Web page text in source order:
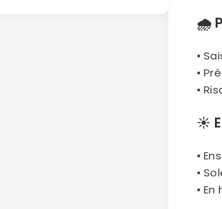
🌧
•
•
•
☀️
•
•
•